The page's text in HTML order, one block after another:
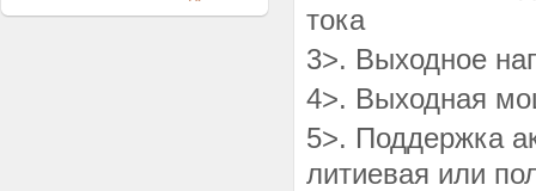
тока
3>. Выходное
4>. Выходная
5>. Поддержка
литиевая или